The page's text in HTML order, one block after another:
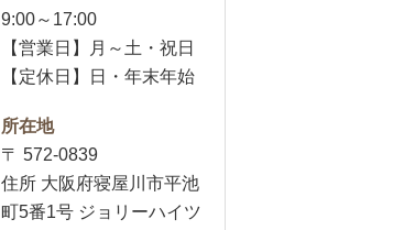
9:00～17:00
【営業日】月～土・祝日
【定休日】日・年末年始
所在地
〒 572-0839
住所 大阪府寝屋川市平池
町5番1号 ジョリーハイツ